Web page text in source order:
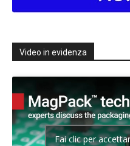
Video in evidenza
Fai clic per